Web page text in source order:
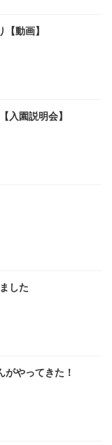
動画】
入園説明会】
した
がやってきた！